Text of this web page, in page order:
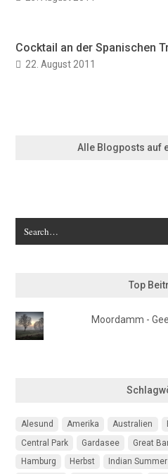
Cocktail an der Spanischen
22. August 2011
Alle Blogposts auf
Top
Moordamm -
Alesund Amerika Australien
Central Park
Gardasee Great
Hamburg
Herbst Indian Summer